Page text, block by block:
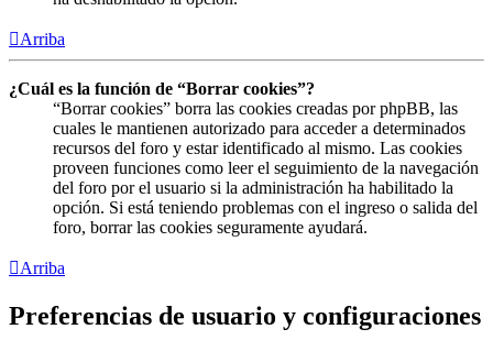
Arriba
¿Cuál es la función de “Borrar cookies”?
“Borrar cookies” borra las cookies creadas por phpBB, las
cuales le mantienen autorizado para acceder a determinados
recursos del foro y estar identificado al mismo. Las cookies
proveen funciones como leer el seguimiento de la navegación
del foro por el usuario si la administración ha habilitado la
opción. Si está teniendo problemas con el ingreso o salida del
foro, borrar las cookies seguramente ayudará.
Arriba
Preferencias de usuario y configuraciones